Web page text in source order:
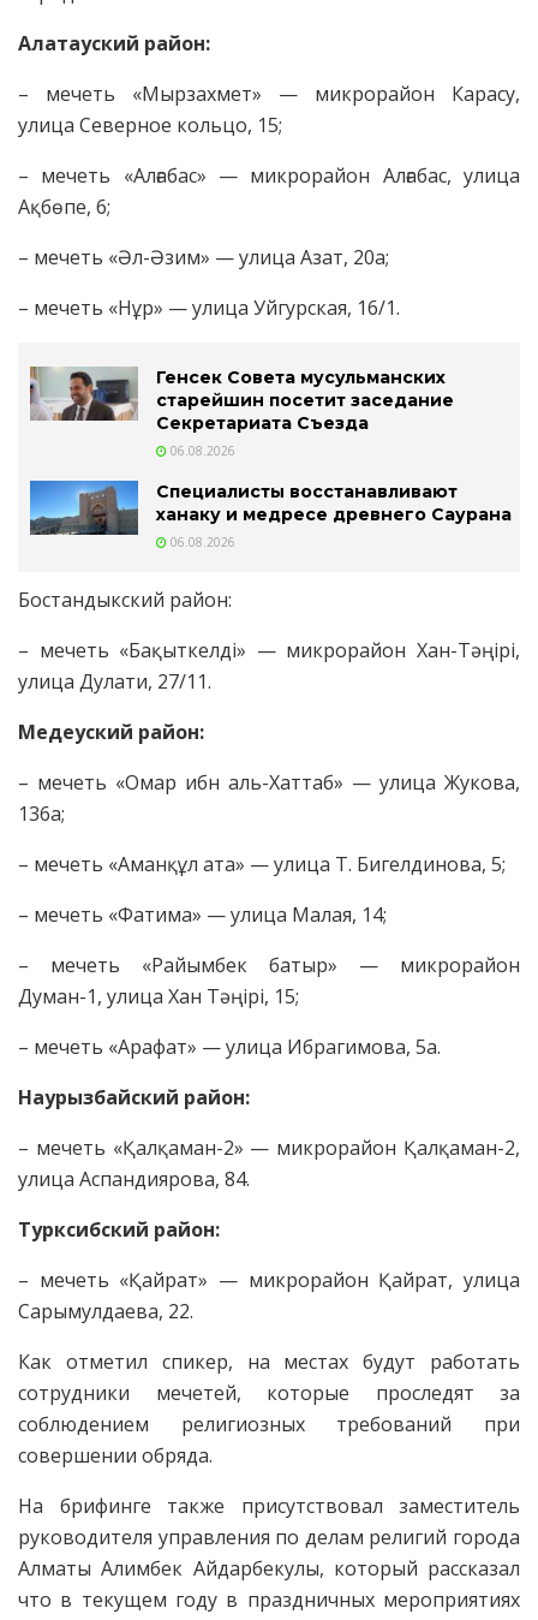
Алатауский район:
– мечеть «Мырзахмет» — микрорайон Карасу,
улица Северное кольцо, 15;
– мечеть «Алғабас» — микрорайон Алғабас, улица
Ақбөпе, 6;
– мечеть «Әл-Әзим» — улица Азат, 20а;
– мечеть «Нұр» — улица Уйгурская, 16/1.
Генсек Совета мусульманских
старейшин посетит заседание
Секретариата Съезда
06.08.2026
Специалисты восстанавливают
ханаку и медресе древнего Саурана
06.08.2026
Бостандыкский район:
– мечеть «Бақыткелді» — микрорайон Хан-Тәңірі,
улица Дулати, 27/11.
Медеуский район:
– мечеть «Омар ибн аль-Хаттаб» — улица Жукова,
136а;
– мечеть «Аманқұл ата» — улица Т. Бигелдинова, 5;
– мечеть «Фатима» — улица Малая, 14;
– мечеть «Райымбек батыр» — микрорайон
Думан-1, улица Хан Тәңірі, 15;
– мечеть «Арафат» — улица Ибрагимова, 5а.
Наурызбайский район:
– мечеть «Қалқаман-2» — микрорайон Қалқаман-2,
улица Аспандиярова, 84.
Турксибский район:
– мечеть «Қайрат» — микрорайон Қайрат, улица
Сарымулдаева, 22.
Как отметил спикер, на местах будут работать
сотрудники мечетей, которые проследят за
соблюдением религиозных требований при
совершении обряда.
На брифинге также присутствовал заместитель
руководителя управления по делам религий города
Алматы Алимбек Айдарбекулы, который рассказал
что в текущем году в праздничных мероприятиях